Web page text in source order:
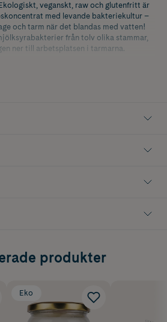
veganskt, raw och glutenfritt är
med levande bakteriekultur –
och tarm när det blandas med vatten!
från tolv olika stammar,
ner till arbetsplatsen i tarmarna.
förekomma över tid mellan de olika
produkter
Eko